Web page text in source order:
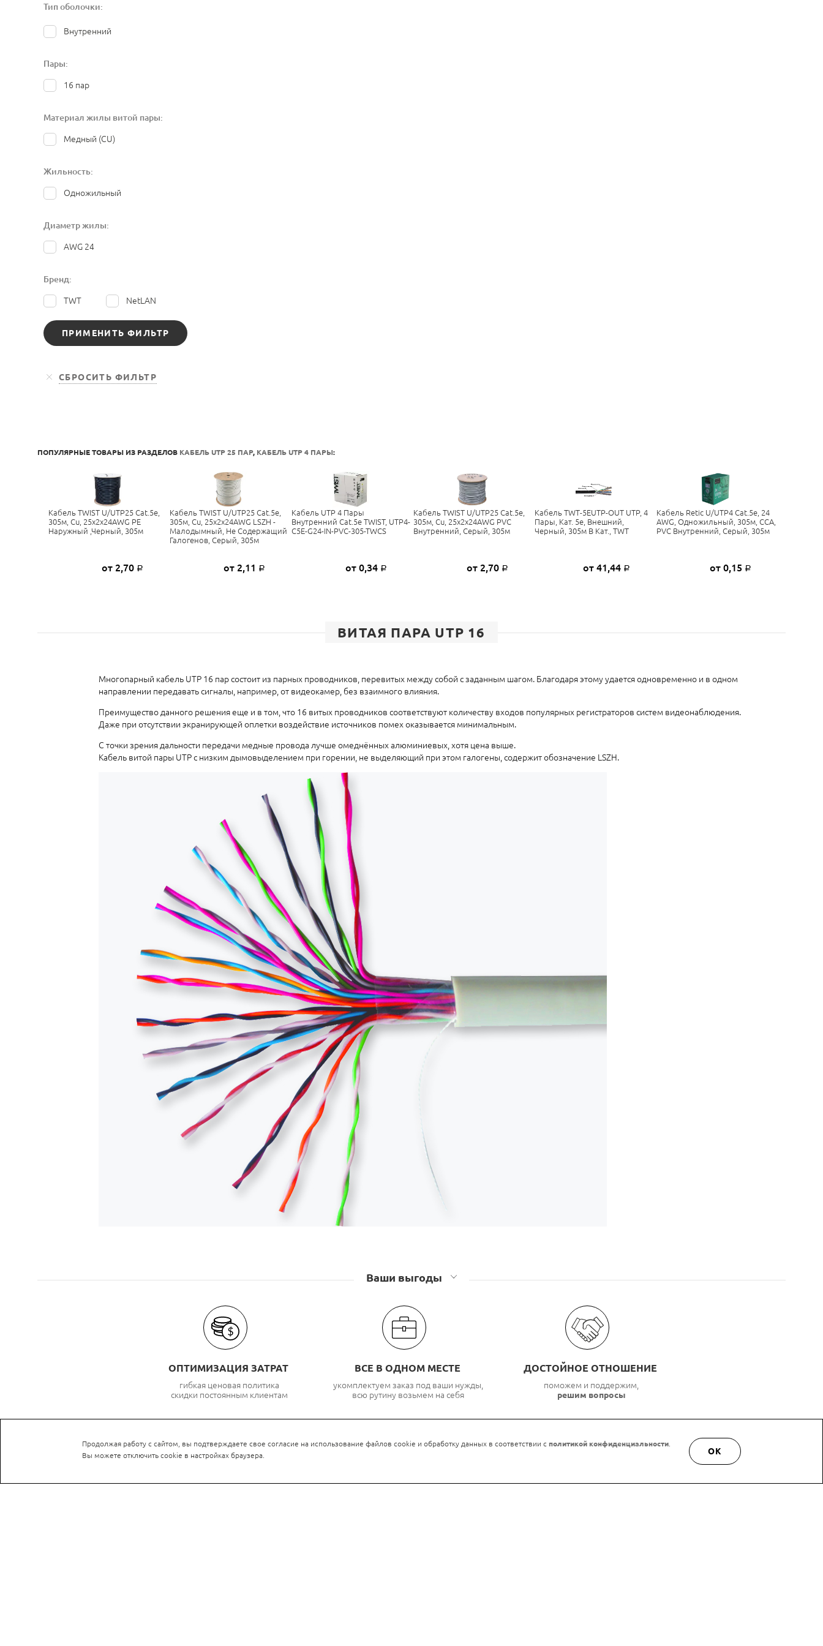
Тип оболочки:
Внутренний
Пары:
16 пар
Материал жилы витой пары:
Медный (CU)
Жильность:
Одножильный
Диаметр жилы:
AWG 24
Бренд:
TWT NetLAN
ПОПУЛЯРНЫЕ ТОВАРЫ ИЗ РАЗДЕЛОВ КАБЕЛЬ UTP 25 ПАР, КАБЕЛЬ UTP 4 ПАРЫ:
Кабель TWIST U/UTP25 Cat.5e,
305м, Cu, 25x2x24AWG PE
Наружный ,черный, 305м
от 2,70 Р
Кабель TWIST U/UTP25 Cat.5e,
305м, Cu, 25x2x24AWG LSZH -
Малодымный, Не Содержащий
Галогенов, Серый, 305м
от 2,11 Р
Кабель UTP 4 Пары
Внутренний Cat.5е TWIST, UTP4-
C5E-G24-IN-PVC-305-TWCS
от 0,34 Р
Кабель TWIST U/UTP25 Cat.5e,
305м, Cu, 25x2x24AWG PVC
Внутренний, Серый, 305м
от 2,70 Р
Кабель TWT-5EUTP-OUT UTP, 4
Пары, Кат. 5e, Внешний,
Черный, 305м В Кат., TWT
от 41,44 Р
Кабель Retic U/UTP4 Cat.5e, 24
AWG, Одножильный, 305м, CCA,
PVC Внутренний, Серый, 305м
от 0,15 Р
ВИТАЯ ПАРА UTP 16
Многопарный кабель UTP 16 пар состоит из парных проводников, перевитых между собой с заданным шагом. Благодаря этому удается одновременно и в одном
направлении передавать сигналы, например, от видеокамер, без взаимного влияния.
Преимущество данного решения еще и в том, что 16 витых проводников соответствуют количеству входов популярных регистраторов систем видеонаблюдения.
Даже при отсутствии экранирующей оплетки воздействие источников помех оказывается минимальным.
С точки зрения дальности передачи медные провода лучше омеднённых алюминиевых, хотя цена выше.
Кабель витой пары UTP с низким дымовыделением при горении, не выделяющий при этом галогены, содержит обозначение LSZH.
Ваши выгоды
ОПТИМИЗАЦИЯ ЗАТРАТ
гибкая ценовая политика
скидки постоянным клиентам
ВСЕ В ОДНОМ МЕСТЕ
укомплектуем заказ под ваши нужды,
всю рутину возьмем на себя
ДОСТОЙНОЕ ОТНОШЕНИЕ
поможем и поддержим,
решим вопросы
Продолжая работу с сайтом, вы подтверждаете свое согласие на использование файлов cookie и обработку данных в соответствии с политикой конфиденциальности.
Вы можете отключить cookie в настройках браузера.
OK